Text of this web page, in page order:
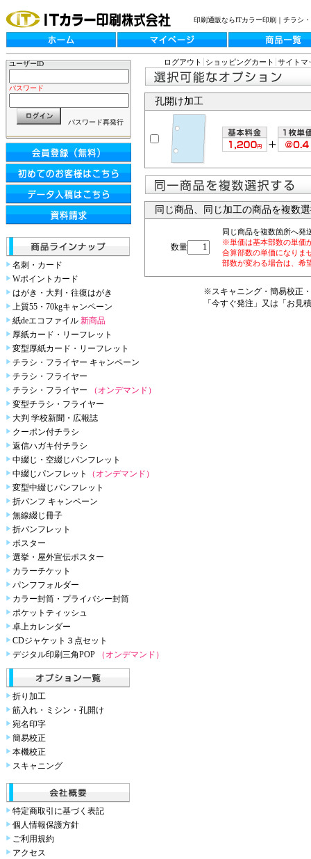
印刷通販ならITカラー印刷｜チラシ
ユーザーID
パスワード
パスワード再発行
名刺・カード
Wポイントカード
はがき・大判・往復はがき
上質55・70kgキャンペーン
紙deエコファイル 新商品
厚紙カード・リーフレット
変型厚紙カード・リーフレット
チラシ・フライヤー キャンペーン
チラシ・フライヤー
チラシ・フライヤー
（オンデマンド）
変型チラシ・フライヤー
大判 学校新聞・広報誌
クーポン付チラシ
返信ハガキ付チラシ
中綴じ・空綴じパンフレット
中綴じパンフレット
（オンデマンド）
変型中綴じパンフレット
折パンフ キャンペーン
無線綴じ冊子
折パンフレット
ポスター
選挙・屋外宣伝ポスター
カラーチケット
パンフフォルダー
カラー封筒・プライバシー封筒
ポケットティッシュ
卓上カレンダー
CDジャケット３点セット
デジタル印刷三角POP
（オンデマンド）
折り加工
筋入れ・ミシン・孔開け
宛名印字
簡易校正
本機校正
スキャニング
特定商取引に基づく表記
個人情報保護方針
ご利用規約
アクセス
ログアウト ショッピングカート サイトマ
孔開け加工
同じ商品、同じ加工の商品を複数
数量
同じ商品を複数箇所へ発
※単価は基本部数の単価
合算部数の単価になりま
部数が変わる場合は、希
※スキャニング・簡易校正
「今すぐ発注」又は「お見